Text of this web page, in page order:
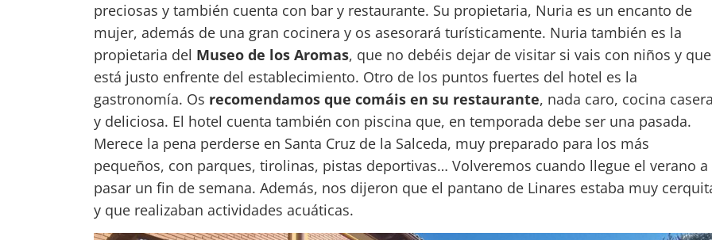
preciosas y también cuenta con bar y restaurante. Su propietaria, Nuria es un encanto de
mujer, además de una gran cocinera y os asesorará turísticamente. Nuria también es la
propietaria del Museo de los Aromas, que no debéis dejar de visitar si vais con niños y que
está justo enfrente del establecimiento. Otro de los puntos fuertes del hotel es la
gastronomía. Os recomendamos que comáis en su restaurante, nada caro, cocina
y deliciosa. El hotel cuenta también con piscina que, en temporada debe ser una pasada.
Merece la pena perderse en Santa Cruz de la Salceda, muy preparado para los más
pequeños, con parques, tirolinas, pistas deportivas… Volveremos cuando llegue el verano a
pasar un fin de semana. Además, nos dijeron que el pantano de Linares estaba muy
y que realizaban actividades acuáticas.